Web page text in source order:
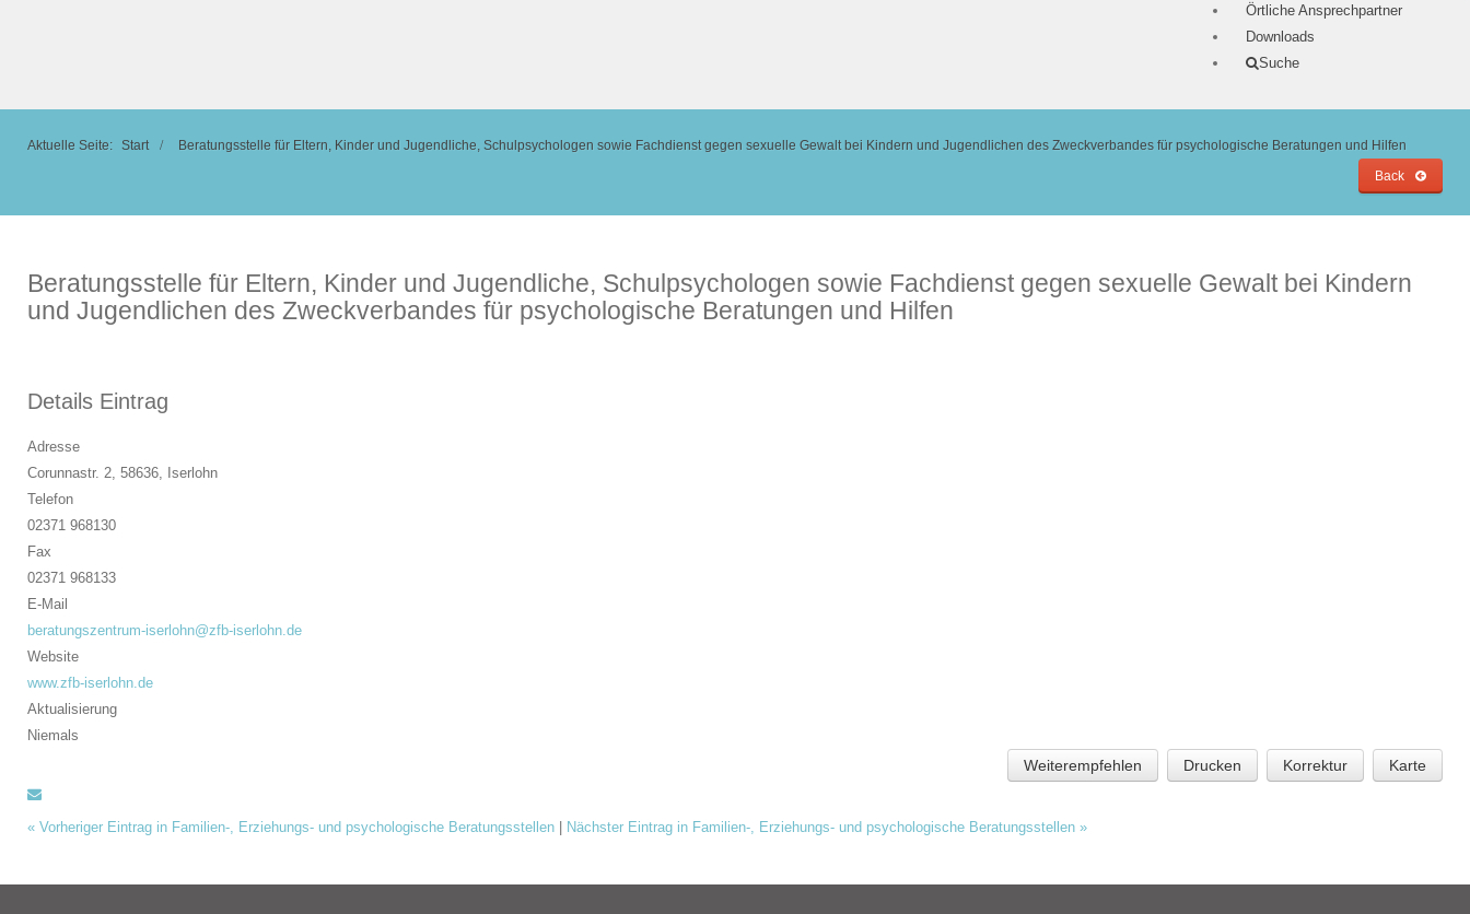
Örtliche Ansprechpartner
Downloads
Suche
Aktuelle Seite: Start Beratungsstelle für Eltern, Kinder und Jugendliche, Schulpsychologen sowie Fachdienst gegen sexuelle Gewalt bei Kindern und Jugendlichen des Zweckverbandes für psychologische Beratungen und Hilfen
Back
Beratungsstelle für Eltern, Kinder und Jugendliche, Schulpsychologen sowie Fachdienst gegen sexuelle Gewalt bei Kindern
und Jugendlichen des Zweckverbandes für psychologische Beratungen und Hilfen
Details Eintrag
Adresse
Corunnastr. 2, 58636, Iserlohn
Telefon
02371 968130
Fax
02371 968133
E-Mail
beratungszentrum-iserlohn@zfb-iserlohn.de
Website
www.zfb-iserlohn.de
Aktualisierung
Niemals
Weiterempfehlen Drucken Korrektur Karte
« Vorheriger Eintrag in Familien-, Erziehungs- und psychologische Beratungsstellen | Nächster Eintrag in Familien-, Erziehungs- und psychologische Beratungsstellen »